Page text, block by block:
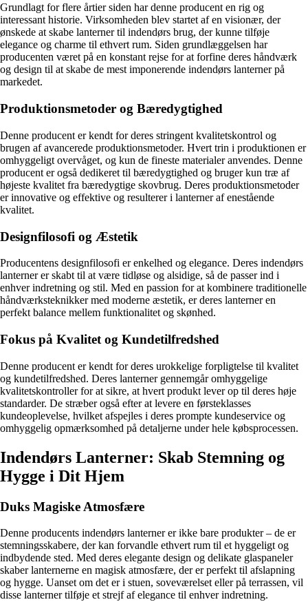
Grundlagt for flere årtier siden har denne producent en rig og
interessant historie. Virksomheden blev startet af en visionær, der
ønskede at skabe lanterner til indendørs brug, der kunne tilføje
elegance og charme til ethvert rum. Siden grundlæggelsen har
producenten været på en konstant rejse for at forfine deres håndværk
og design til at skabe de mest imponerende indendørs lanterner på
markedet.
Produktionsmetoder og Bæredygtighed
Denne producent er kendt for deres stringent kvalitetskontrol og
brugen af avancerede produktionsmetoder. Hvert trin i produktionen er
omhyggeligt overvåget, og kun de fineste materialer anvendes. Denne
producent er også dedikeret til bæredygtighed og bruger kun træ af
højeste kvalitet fra bæredygtige skovbrug. Deres produktionsmetoder
er innovative og effektive og resulterer i lanterner af enestående
kvalitet.
Designfilosofi og Æstetik
Producentens designfilosofi er enkelhed og elegance. Deres indendørs
lanterner er skabt til at være tidløse og alsidige, så de passer ind i
enhver indretning og stil. Med en passion for at kombinere traditionelle
håndværksteknikker med moderne æstetik, er deres lanterner en
perfekt balance mellem funktionalitet og skønhed.
Fokus på Kvalitet og Kundetilfredshed
Denne producent er kendt for deres urokkelige forpligtelse til kvalitet
og kundetilfredshed. Deres lanterner gennemgår omhyggelige
kvalitetskontroller for at sikre, at hvert produkt lever op til deres høje
standarder. De stræber også efter at levere en førsteklasses
kundeoplevelse, hvilket afspejles i deres prompte kundeservice og
omhyggelig opmærksomhed på detaljerne under hele købsprocessen.
Indendørs Lanterner: Skab Stemning og
Hygge i Dit Hjem
Duks Magiske Atmosfære
Denne producents indendørs lanterner er ikke bare produkter – de er
stemningsskabere, der kan forvandle ethvert rum til et hyggeligt og
indbydende sted. Med deres elegante design og delikate glaspaneler
skaber lanternerne en magisk atmosfære, der er perfekt til afslapning
og hygge. Uanset om det er i stuen, soveværelset eller på terrassen, vil
disse lanterner tilføje et strejf af elegance til enhver indretning.